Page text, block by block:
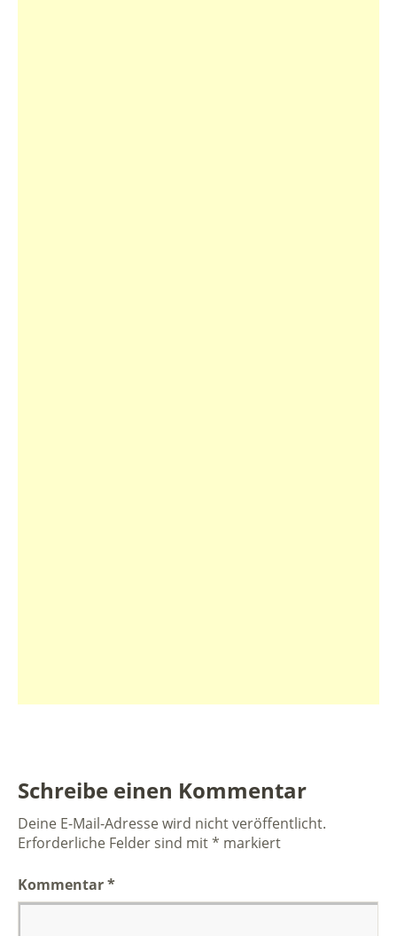
Schreibe einen Kommentar
Deine E-Mail-Adresse wird nicht veröffentlicht.
Erforderliche Felder sind mit* markiert
Kommentar*